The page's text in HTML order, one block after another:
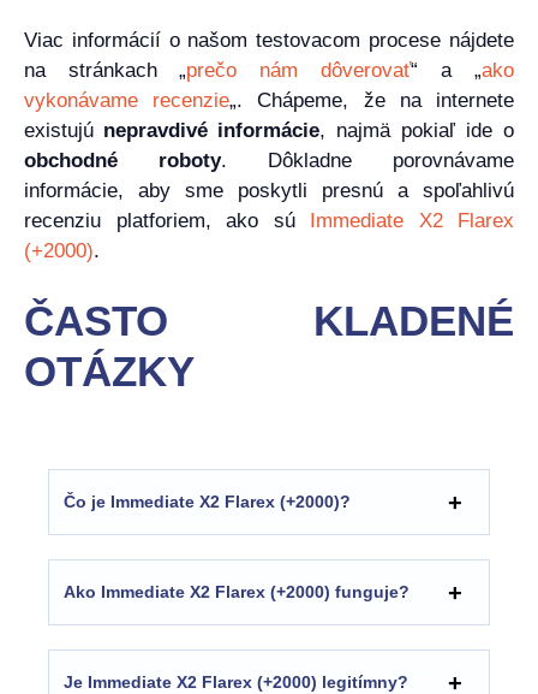
Viac informácií o našom testovacom procese nájdete
na stránkach „prečo nám dôverovať“ a „ako
vykonávame recenzie„. Chápeme, že na internete
existujú nepravdivé informácie, najmä pokiaľ ide o
obchodné roboty. Dôkladne porovnávame
informácie, aby sme poskytli presnú a spoľahlivú
recenziu platforiem, ako sú Immediate X2 Flarex
(+2000).
ČASTO KLADENÉ
OTÁZKY
Čo je Immediate X2 Flarex (+2000)?
Ako Immediate X2 Flarex (+2000) funguje?
Je Immediate X2 Flarex (+2000) legitímny?